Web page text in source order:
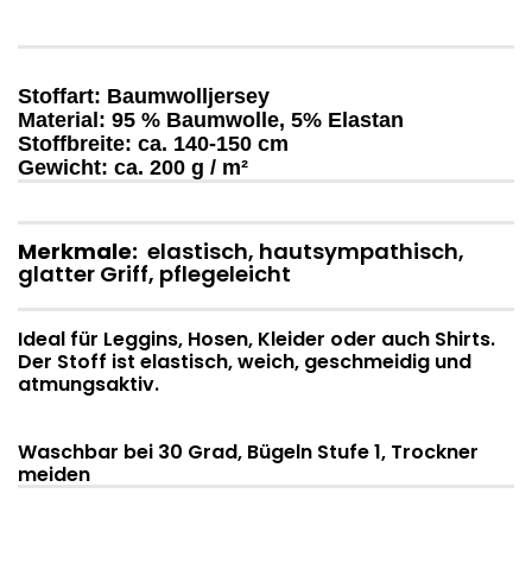
Stoffart: Baumwolljersey
Material: 95 % Baumwolle, 5% Elastan
Stoffbreite: ca. 140-150 cm
Gewicht: ca. 200 g / m²
Merkmale: elastisch, hautsympathisch,
glatter Griff, pflegeleicht
Ideal für Leggins, Hosen, Kleider oder auch Shirts.
Der Stoff ist elastisch, weich, geschmeidig und
atmungsaktiv.
Waschbar bei 30 Grad, Bügeln Stufe 1, Trockner
meiden